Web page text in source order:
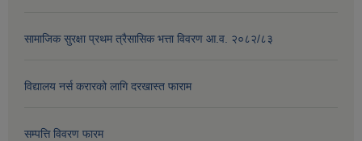
सामाजिक सुरक्षा प्रथम त्रैसासिक भत्ता विवरण आ.व. २०८२/८३
विद्यालय नर्स करारको लागि दरखास्त फाराम
सम्पत्ति विवरण फारम